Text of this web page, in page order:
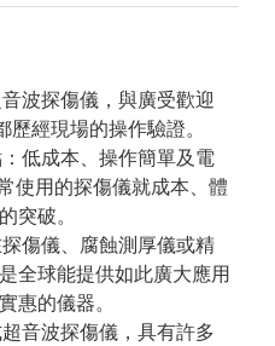
波探傷儀，與廣受歡迎
經現場的操作驗證。
低成本、操作簡單及電
使用的探傷儀就成本、體
突破。
傷儀、腐蝕測厚儀或精
全球能提供如此廣大應用
惠的儀器。
音波探傷儀，具有許多